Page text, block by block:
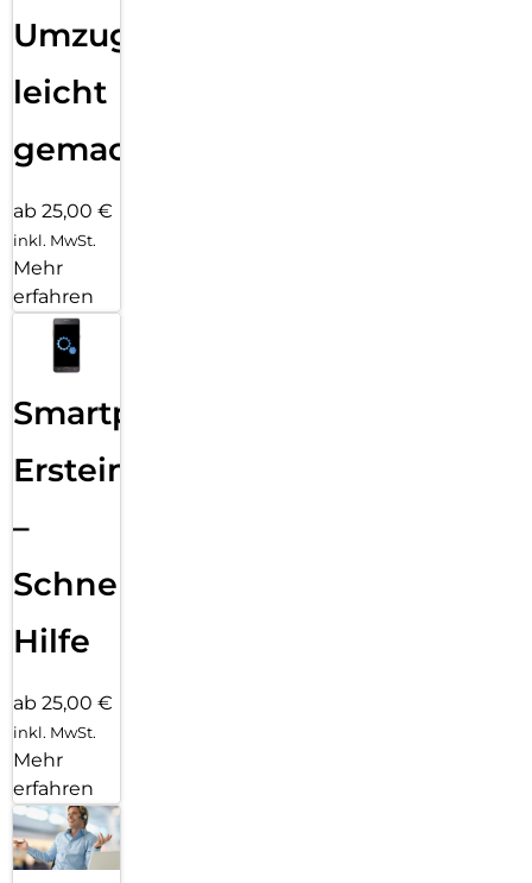
Umzug
leicht
gemacht!
ab 25,00 €
inkl. MwSt.
Mehr
erfahren
Smartphone
Ersteinrichtung
–
Schnelle
Hilfe
ab 25,00 €
inkl. MwSt.
Mehr
erfahren